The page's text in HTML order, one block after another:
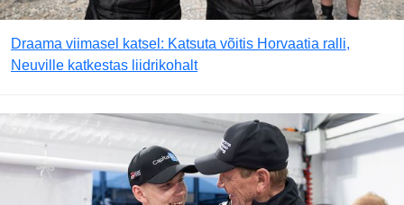
Draama viimasel katsel: Katsuta võitis Horvaatia ralli,
Neuville katkestas liidrikohalt